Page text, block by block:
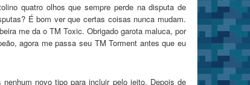
quatro olhos que sempre perde na disputa de
É bom ver que certas coisas nunca mudam.
me da o TM Toxic. Obrigado garota maluca, por
agora me passa seu TM Torment antes que eu
novo tipo para incluir pelo jeito. Depois de